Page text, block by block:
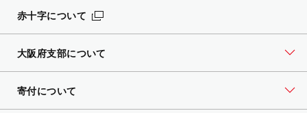
赤十字について
大阪府支部について
寄付について